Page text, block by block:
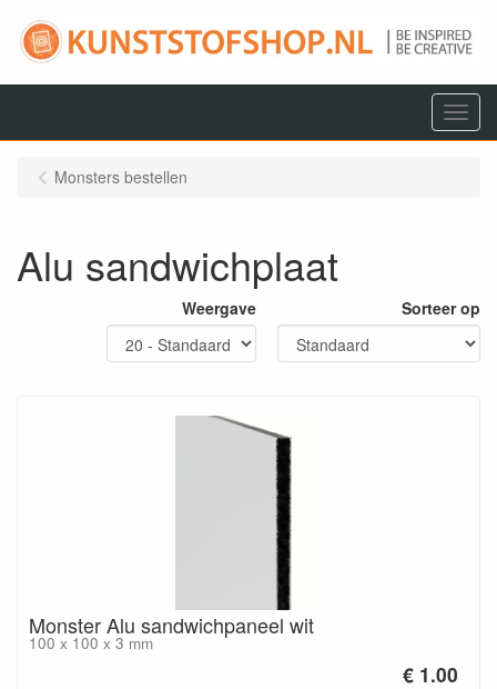
Menu
Monsters bestellen
Alu sandwichplaat
Weergave Sorteer op
Monster Alu sandwichpaneel wit
100 x 100 x 3 mm
€ 1.00